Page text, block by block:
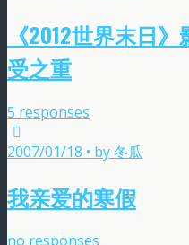
《2012世界末日
受之重
5 responses
2007/01/18 • by 冬瓜
我亲爱的寒假
no responses